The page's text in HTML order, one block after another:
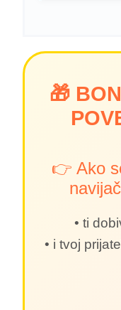
🎁
👉 Ako
•󠁏󠁏 ti
•󠁏󠁏 i tvoj